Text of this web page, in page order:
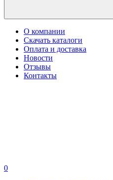
О компании
Скачать каталоги
Оплата и доставка
Новости
Отзывы
Контакты
0